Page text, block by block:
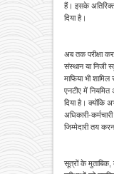
हैं। इसके
दिया है।
अब तक परीक्षा
संस्थान या निजी
माफिया भी
एनटीए में नियमित
दिया है। क्योंकि
अधिकारी-
जिम्मेदारी तय
सूत्रों के